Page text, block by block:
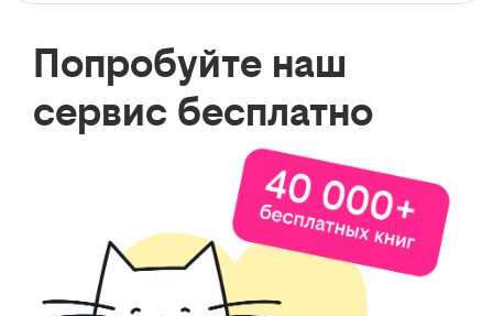
Попробуйте наш
сервис бесплатно